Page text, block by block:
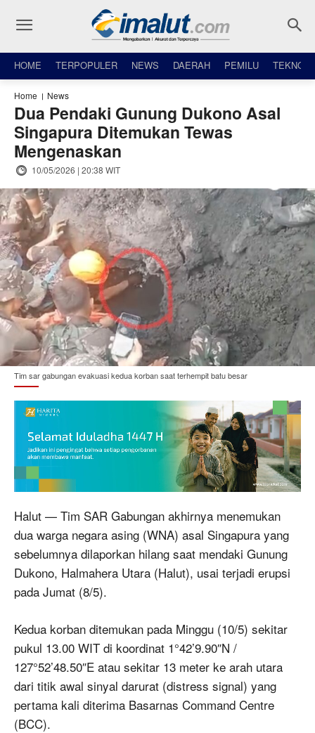
HOME TERPOPULER NEWS DAERAH PEMILU TEKNO
Home News
Dua Pendaki Gunung Dukono Asal
Singapura Ditemukan Tewas
Mengenaskan
10/05/2026 | 20:38 WIT
Tim sar gabungan evakuasi kedua korban saat terhempit batu besar
Halut — Tim SAR Gabungan akhirnya menemukan
dua warga negara asing (WNA) asal Singapura yang
sebelumnya dilaporkan hilang saat mendaki Gunung
Dukono, Halmahera Utara (Halut), usai terjadi erupsi
pada Jumat (8/5).
Kedua korban ditemukan pada Minggu (10/5) sekitar
pukul 13.00 WIT di koordinat 1°42’9.90″N /
127°52’48.50″E atau sekitar 13 meter ke arah utara
dari titik awal sinyal darurat (distress signal) yang
pertama kali diterima Basarnas Command Centre
(BCC).